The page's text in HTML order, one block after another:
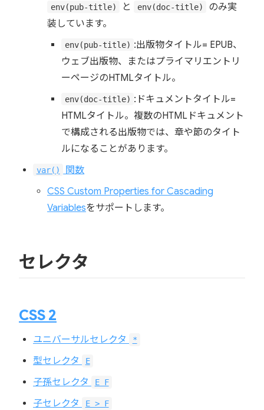
env(pub-title) と env(doc-title)
のみ実
装しています。
env(pub-title) :出版物タイトル= EPUB、
ウェブ出版物、またはプライマリエントリ
ーページのHTMLタイトル。
env(doc-title) :ドキュメントタイトル=
HTMLタイトル。複数のHTMLドキュメント
で構成される出版物では、章や節のタイト
ルになることがあります。
var()
関数
CSS Custom Properties for Cascading
Variablesをサポートします。
セレクタ
CSS 2
ユニバーサルセレクタ *
型セレクタ E
子孫セレクタ E F
子セレクタ E > F